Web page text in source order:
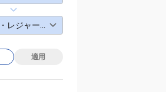
マリン・レジャー用ボール
適用